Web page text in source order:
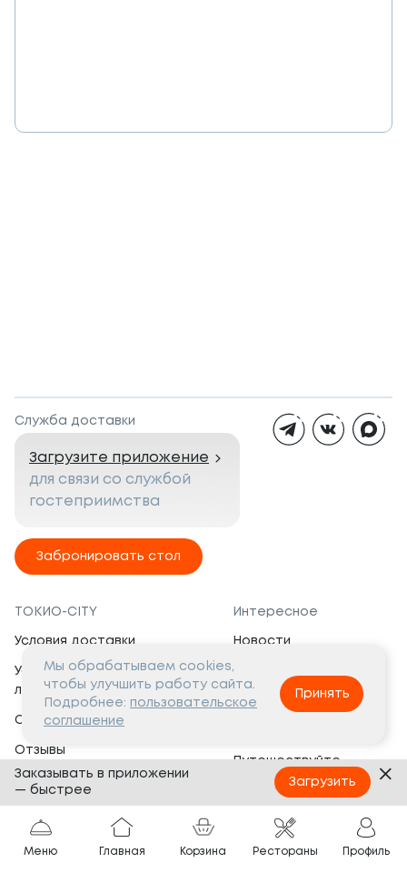
Служба доставки
Загрузите приложение
для связи со службой
гостеприимства
Забронировать стол
ТОКИО-CITY
Условия доставки
Условия программы
лояльности
Сертификаты
Отзывы
Банкеты
Вопросы и ответы
Интересное
Новости
Вакансии
Социальная жизнь
Путешествуйте
с ТОКИО-CITY
Партнёрам
Франшиза
Меню Главная Корзина Рестораны Профиль
Мы обрабатываем cookies,
чтобы улучшить работу сайта.
Подробнее: пользовательское
соглашение
Принять
Заказывать в приложении
— быстрее
Загрузить